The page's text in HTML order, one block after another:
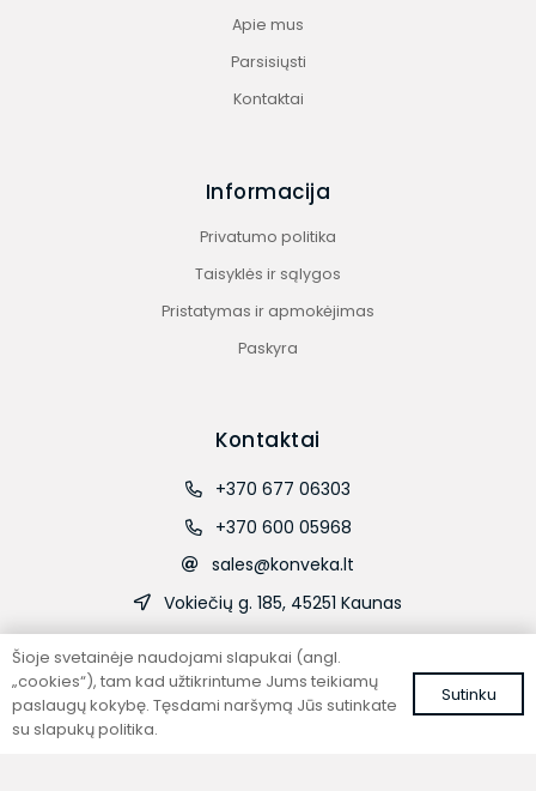
Apie mus
Parsisiųsti
Kontaktai
Informacija
Privatumo politika
Taisyklės ir sąlygos
Pristatymas ir apmokėjimas
Paskyra
Kontaktai
+370 677 06303
+370 600 05968
sales@konveka.lt
Vokiečių g. 185, 45251 Kaunas
Šioje svetainėje naudojami slapukai (angl.
„cookies“), tam kad užtikrintume Jums teikiamų
paslaugų kokybę. Tęsdami naršymą Jūs sutinkate
su slapukų politika.
Sutinku